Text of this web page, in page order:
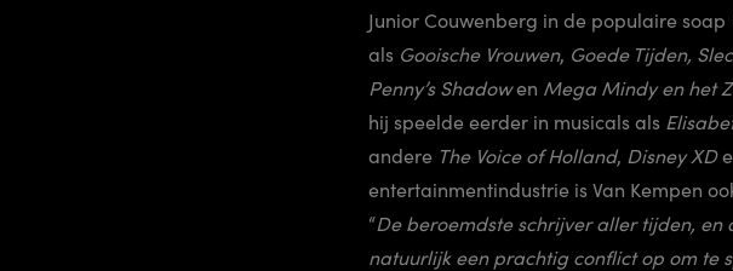
Junior Couwenberg in de populaire soap
als Gooische Vrouwen, Goede Tijden,
Penny’s Shadowen Mega Mindy en het
hij speelde eerder in musicals als
andere The Voice of Holland, Disney XD
entertainmentindustrie is Van Kempen
“De beroemdste schrijver aller tijden,
natuurlijk een prachtig conflict op om te